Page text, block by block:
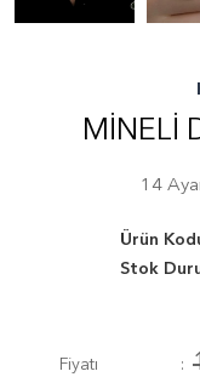
MINELI
14
Ürün
Stok
Fiyatı